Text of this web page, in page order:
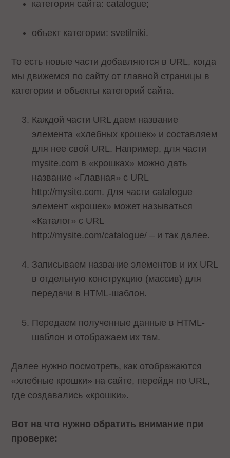
категория сайта: catalogue;
объект категории: svetilniki.
То есть новые части добавляются в URL, когда
мы движемся по сайту от главной страницы в
категории и объекты категорий сайта.
Каждой части URL даем название
элемента «хлебных крошек» и составляем
для нее свой URL. Например, для части
mysite.com в «крошках» можно дать
название «Главная» с URL
http://mysite.com. Для части catalogue
элемент «крошек» может называться
«Каталог» с URL
http://mysite.com/catalogue/ – и так далее.
Записываем название элементов и их URL
в отдельную конструкцию (массив) для
передачи в HTML-шаблон.
Передаем полученные данные в HTML-
шаблон и отображаем их там.
Далее нужно посмотреть, как отображаются
«хлебные крошки» на сайте, перейдя по URL,
где создавались «крошки».
Вот на что нужно обратить внимание при
проверке: